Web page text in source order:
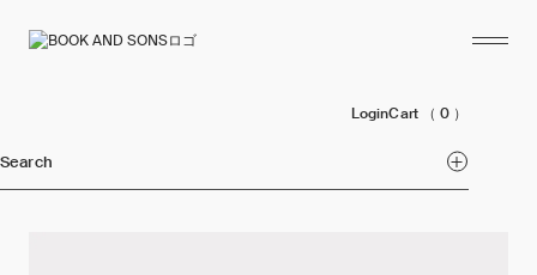
LoginCart （ 0 ）
Search